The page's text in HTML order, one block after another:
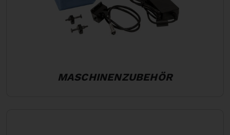
MASCHINENZUBEHÖR